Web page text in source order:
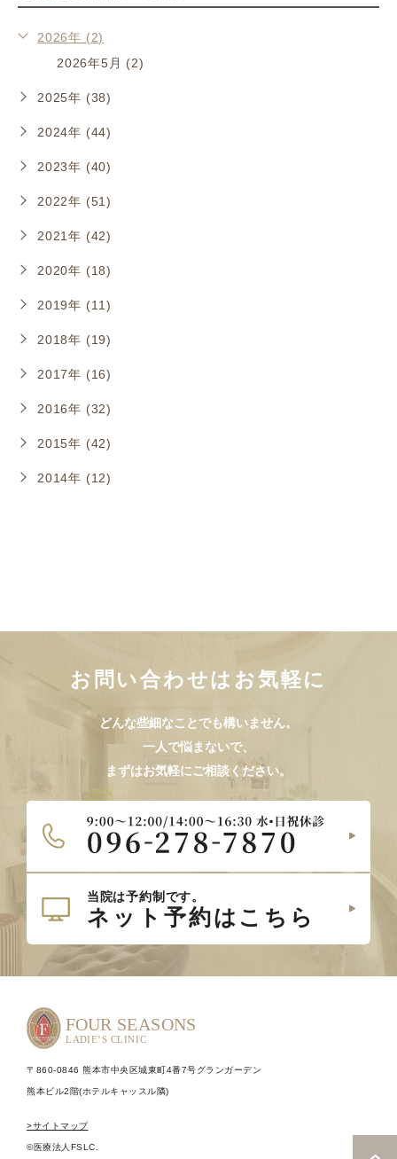
2026年 (2)
2026年5月 (2)
2025年 (38)
2024年 (44)
2023年 (40)
2022年 (51)
2021年 (42)
2020年 (18)
2019年 (11)
2018年 (19)
2017年 (16)
2016年 (32)
2015年 (42)
2014年 (12)
お問い合わせはお気軽に
どんな些細なことでも構いません。
一人で悩まないで、
まずはお気軽にご相談ください。
〒860-0846 熊本市中央区城東町4番7号グランガーデン
熊本ビル2階(ホテルキャッスル隣)
>サイトマップ
©医療法人FSLC.